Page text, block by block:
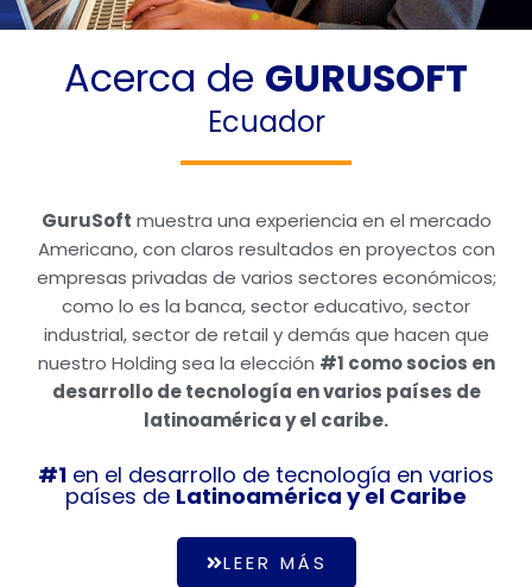
La tranquilidad de
saber que
estar bien
Acerca de GURUSOFT
Ecuador
GuruSoft muestra una experiencia en el mercado
Americano, con claros resultados en proyectos con
empresas privadas de varios sectores económicos;
como lo es la banca, sector educativo, sector
industrial, sector de retail y demás que hacen que
nuestro Holding sea la elección #1 como socios en
desarrollo de tecnología en varios países de
latinoamérica y el caribe.
#1 en el desarrollo de tecnología en varios
países de Latinoamérica y el Caribe
LEER MÁS